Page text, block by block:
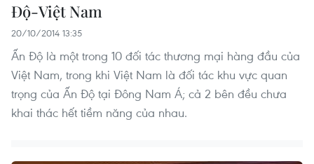
Độ-Việt Nam
20/10/2014 13:35
Ấn Độ là một trong 10 đối tác thương mại hàng đầu của
Việt Nam, trong khi Việt Nam là đối tác khu vực quan
trọng của Ấn Độ tại Đông Nam Á; cả 2 bên đều chưa
khai thác hết tiềm năng của nhau.